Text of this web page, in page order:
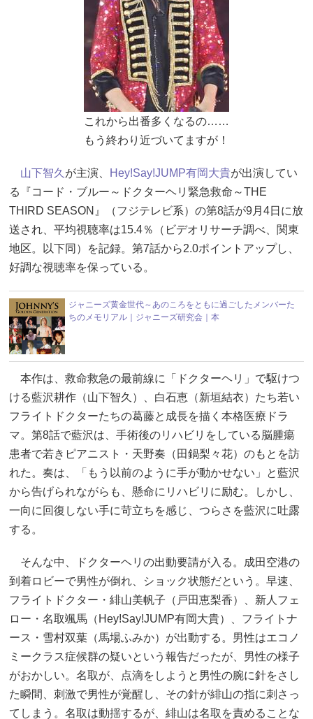
これから出番多くなるの……
もう終わり近づいてますが！
山下智久 が主演、 Hey!Say!JUMP有岡大貴が出演してい
る『コード・ブルー～ドクターヘリ緊急救命～THE
THIRD SEASON』（フジテレビ系）の第8話が9月4日に放
送され、平均視聴率は15.4％（ビデオリサーチ調べ、関東
地区。以下同）を記録。第7話から2.0ポイントアップし、
好調な視聴率を保っている。
ジャニーズ黄金世代～あのころをともに過ごしたメンバーた
ちのメモリアル｜ジャニーズ研究会｜本
本作は、救命救急の最前線に「ドクターヘリ」で駆けつ
ける藍沢耕作（山下智久）、白石恵（新垣結衣）たち若い
フライトドクターたちの葛藤と成長を描く本格医療ドラ
マ。第8話で藍沢は、手術後のリハビリをしている脳腫瘍
患者で若きピアニスト・天野奏（田鍋梨々花）のもとを訪
れた。奏は、「もう以前のように手が動かせない」と藍沢
から告げられながらも、懸命にリハビリに励む。しかし、
一向に回復しない手に苛立ちを感じ、つらさを藍沢に吐露
する。
そんな中、ドクターヘリの出動要請が入る。成田空港の
到着ロビーで男性が倒れ、ショック状態だという。早速、
フライトドクター・緋山美帆子（戸田恵梨香）、新人フェ
ロー・名取颯馬（Hey!Say!JUMP有岡大貴）、フライトナ
ース・雪村双葉（馬場ふみか）が出動する。男性はエコノ
ミークラス症候群の疑いという報告だったが、男性の様子
がおかしい。名取が、点滴をしようと男性の腕に針をさし
た瞬間、刺激で男性が覚醒し、その針が緋山の指に刺さっ
てしまう。名取は動揺するが、緋山は名取を責めることな